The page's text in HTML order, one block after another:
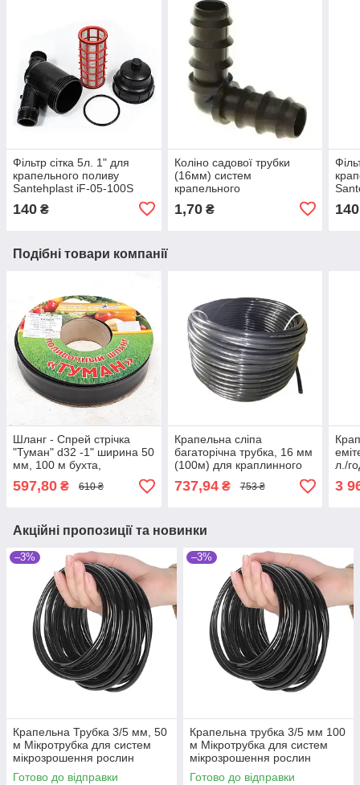
Фільтр сітка 5л. 1" для
крапельного поливу
Santehplast iF-05-100S
140 ₴
Коліно садової трубки
(16мм) систем
крапельного
019
1,70₴ 140
Подібні товари компанії
Шланг - Спрей стрічка
"Туман" d32 -1" ширина 50
мм, 100 м бухта,
(GOLDEN SPRAY)
SantehPlast TN 5020
597,80 ₴ 610 ₴
Крапельна сліпа
багаторічна трубка, 16 мм
(100м) для краплинного
зрошення Gold Flex
737,94₴ 753 ₴
л./
3
Акційні пропозиції та новинки
–3%
Крапельна Трубка 3/5 мм, 50
м Мікротрубка для систем
мікрозрошення рослин
Готово до відправки
–3%
Крапельна трубка 3/5 мм 100
м Мікротрубка для систем
мікрозрошення рослин
Готово до відправки